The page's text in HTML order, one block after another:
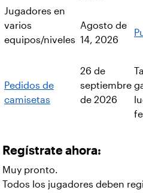
Jugadores en
varios
equipos/niveles
Agosto de
14, 2026
Pedidos de
camisetas
26 de
septiembre
de 2026
Regístrate ahora:
Muy pronto.
Todos los jugadores deben